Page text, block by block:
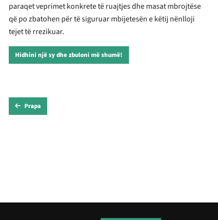
paraqet veprimet konkrete të ruajtjes dhe masat mbrojtëse
që po zbatohen për të siguruar mbijetesën e këtij nënlloji
tejet të rrezikuar.
Hidhini një sy dhe zbuloni më shumë!
Prapa